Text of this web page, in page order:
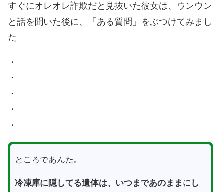
すぐにオレオレ詐欺だと見抜いた彼女は、ウンウン
と話を聞いた後に、「ある質問」をぶつけてみまし
た
・
・
・
・
・
ところであんた。
冷凍庫に隠してる遺体は、いつまであのままにし